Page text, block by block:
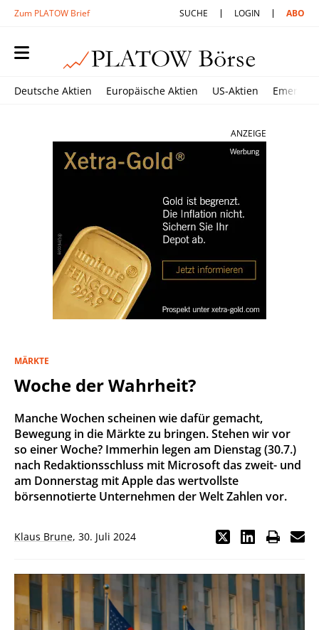
Zum PLATOW Brief SUCHE LOGIN ABO
Deutsche Aktien Europäische Aktien US-Aktien
ANZEIGE
MÄRKTE
Woche der Wahrheit?
Manche Wochen scheinen wie dafür gemacht,
Bewegung in die Märkte zu bringen. Stehen wir vor
so einer Woche? Immerhin legen am Dienstag (30.7.)
nach Redaktionsschluss mit Microsoft das zweit- und
am Donnerstag mit Apple das wertvollste
börsennotierte Unternehmen der Welt Zahlen vor.
Klaus Brune, 30. Juli 2024